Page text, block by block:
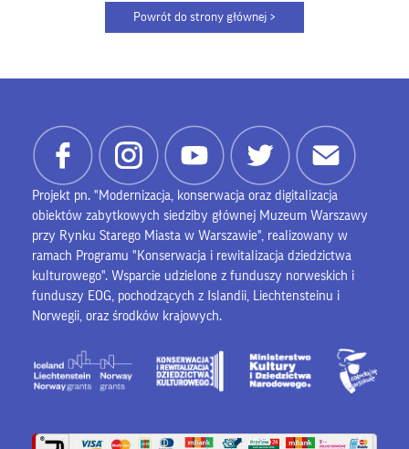
Projekt pn. "Modernizacja, konserwacja oraz digitalizacja
obiektów zabytkowych siedziby głównej Muzeum Warszawy
przy Rynku Starego Miasta w Warszawie", realizowany w
ramach Programu "Konserwacja i rewitalizacja dziedzictwa
kulturowego". Wsparcie udzielone z funduszy norweskich i
funduszy EOG, pochodzących z Islandii, Liechtensteinu i
Norwegii, oraz środków krajowych.